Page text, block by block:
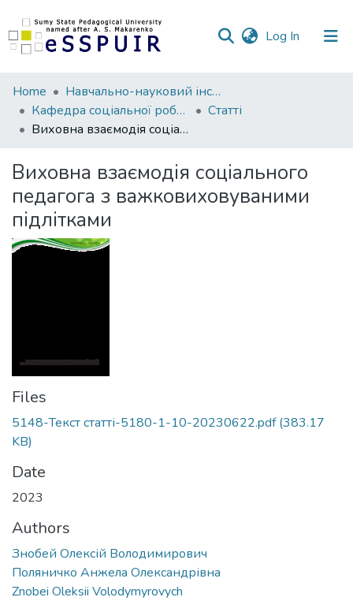
Log In (current)
Communities
&
Collections
Statistics
Home
Навчально-науковий інститут педагогіки і психології
Кафедра соціальної роботи і менеджменту соціокультурної діяльності
Статті
Виховна взаємодія соціального педагога з важковиховуваними підлітками
Виховна взаємодія соціального
педагога з важковиховуваними
підлітками
Files
5148-Текст статті-5180-1-10-20230622.pdf(383.17
KB)
Date
2023
Authors
Знобей Олексій Володимирович
Поляничко Анжела Олександрівна
Znobei Oleksii Volodymyrovych